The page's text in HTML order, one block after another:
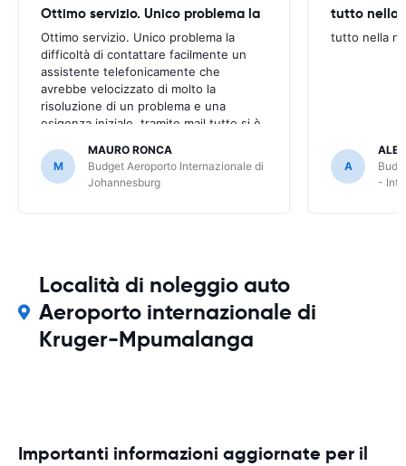
Ottimo servizio. Unico problema la
Ottimo servizio. Unico problema la
difficoltà di contattare facilmente un
assistente telefonicamente che
avrebbe velocizzato di molto la
risoluzione di un problema e una
esigenza iniziale. tramite mail tutto si è
M
MAURO RONCA
Budget Aeroporto Internazionale di
Johannesburg
tutto nella
tutto nella
A
-
Località di noleggio auto
Aeroporto internazionale di
Kruger-Mpumalanga
Importanti informazioni aggiornate per il